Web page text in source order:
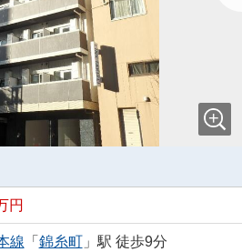
円
線 「 錦糸町」駅 徒歩9分